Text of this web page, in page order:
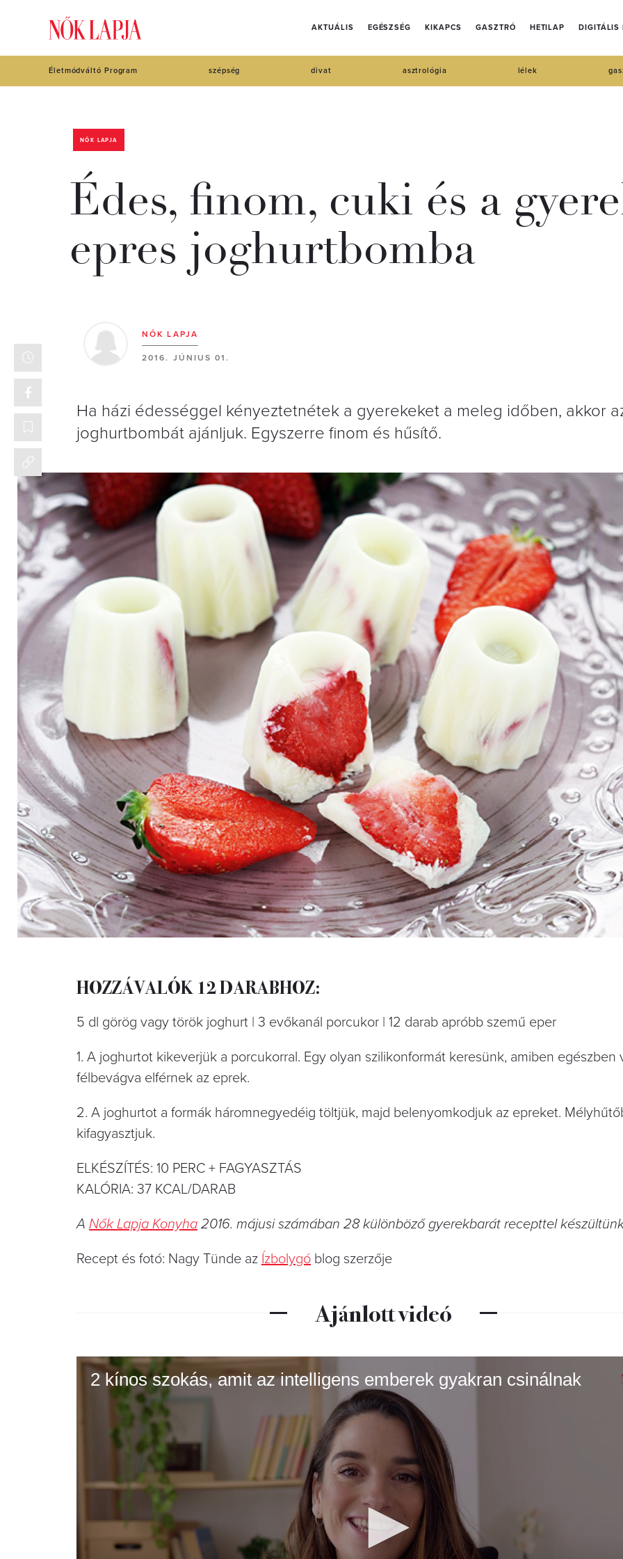
AKTUÁLIS EGÉSZSÉG KIKAPCS GASZTRÓ HETILAP DIGITÁLIS
Életmódváltó Program szépség divat asztrológia lélek
NŐK LAPJA
Édes, finom, cuki és a
epres joghurtbomba
NŐK LAPJA
2016. JÚNIUS 01.
Ha házi édességgel kényeztetnétek a gyerekeket a meleg időben, akkor
joghurtbombát ajánljuk. Egyszerre finom és hűsítő.
HOZZÁVALÓK 12 DARABHOZ:
5 dl görög vagy török joghurt | 3 evőkanál porcukor | 12 darab apróbb szemű eper
1. A joghurtot kikeverjük a porcukorral. Egy olyan szilikonformát keresünk, amiben egészben
félbevágva elférnek az eprek.
2. A joghurtot a formák háromnegyedéig töltjük, majd belenyomkodjuk az epreket.
kifagyasztjuk.
ELKÉSZÍTÉS: 10 PERC + FAGYASZTÁS
KALÓRIA: 37 KCAL/DARAB
A Nők Lapja Konyha 2016. májusi számában 28 különböző gyerekbarát recepttel
Recept és fotó: Nagy Tünde az Ízbolygó blog szerzője
Ajánlott videó
2 kínos szokás, amit az intelligens emberek gyakran csinálnak